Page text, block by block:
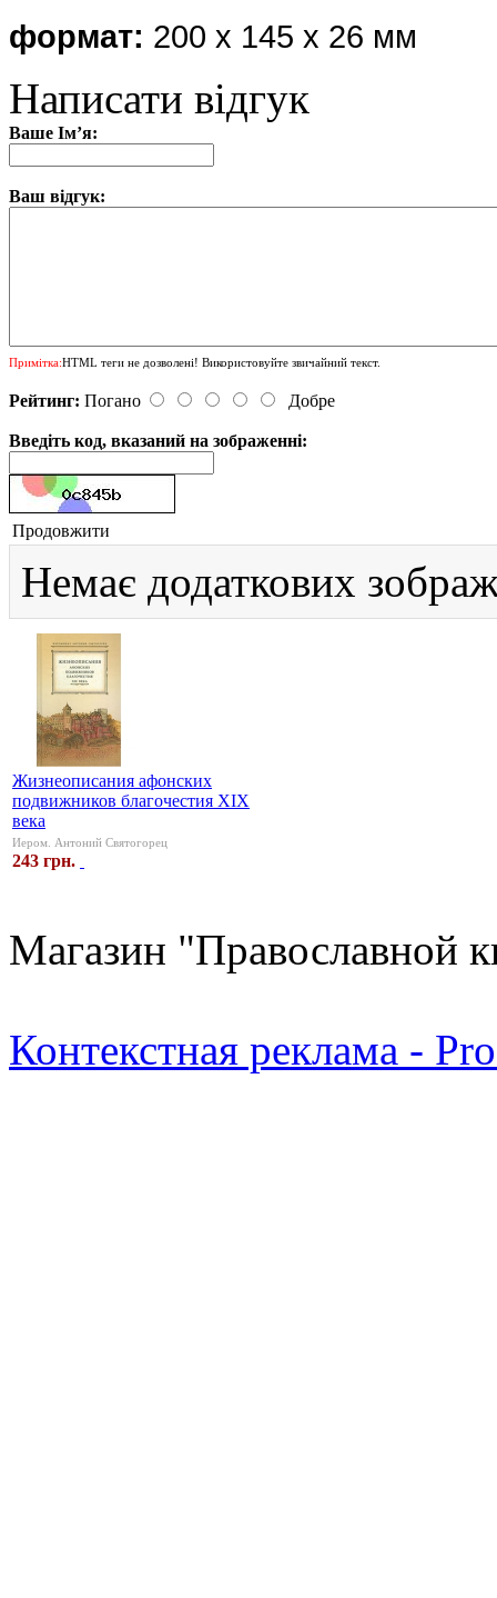
формат: 200 х 145 х 26 мм
Написати відгук
Ваше Ім’я:
Ваш відгук:
Примітка:HTML теги не дозволені! Використовуйте звичайний текст.
Рейтинг: Погано Добре
Введіть код, вказаний на зображенні:
Продовжити
Немає додаткових
Жизнеописания афонских
подвижников благочестия XIX
века
Иером. Антоний Святогорец
243 грн.
Магазин "Православной
Контекстная реклама -